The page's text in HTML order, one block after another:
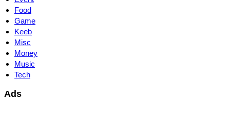
Food
Game
Keeb
Misc
Money
Music
Tech
Ads